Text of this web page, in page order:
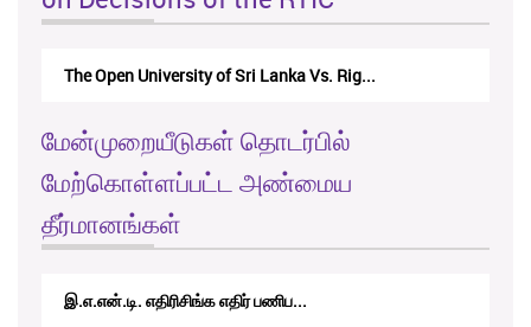
The Monetary Board of CBSL-vs-Verite Res...
மேன்முறையீடுகள் தொடர்பில்
மேற்கொள்ளப்பட்ட அண்மைய
தீர்மானங்கள்
RTICAppeal/15/2017 - கே.வி.கே. நவ...